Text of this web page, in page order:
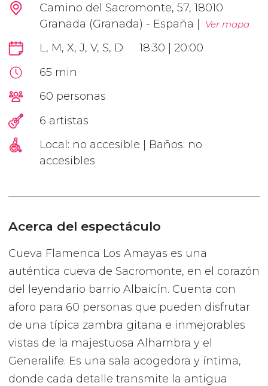
Camino del Sacromonte, 57, 18010
Granada (Granada) - España |
Ver mapa
L, M, X, J, V, S, D
18:30 | 20:00
65 min
60 personas
6 artistas
Local: no accesible | Baños: no
accesibles
Acerca del espectáculo
Cueva Flamenca Los Amayas es una
auténtica cueva de Sacromonte, en el corazón
del leyendario barrio Albaicín. Cuenta con
aforo para 60 personas que pueden disfrutar
de una típica zambra gitana e inmejorables
vistas de la majestuosa Alhambra y el
Generalife. Es una sala acogedora y íntima,
donde cada detalle transmite la antigua